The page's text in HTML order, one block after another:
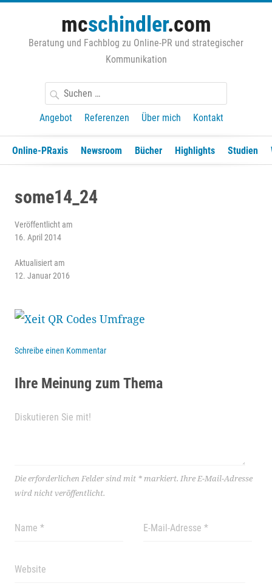
springen
mcschindler.com
Beratung und Fachblog zu Online-PR und strategischer
Kommunikation
Suchen
nach:
Angebot
Referenzen Über mich Kontakt
Online-PRaxis Newsroom Bücher Highlights Studien
some14_24
Veröffentlicht am
16. April 2014
Aktualisiert am
12. Januar 2016
Schreibe einen Kommentar
Ihre Meinung zum Thema
Die erforderlichen Felder sind mit *markiert. Ihre E-Mail-Adresse
wird nicht veröffentlicht.